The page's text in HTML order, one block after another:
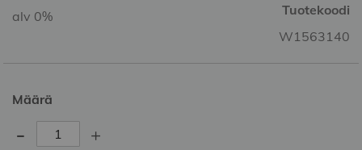
Tuotekoodi
W1563140
alv 0%
Määrä
- +
gallery